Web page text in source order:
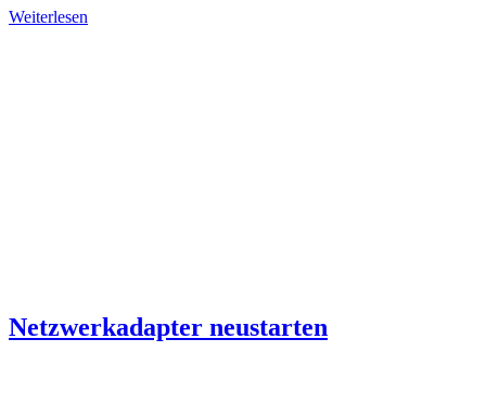
Weiterlesen
Netzwerkadapter neustarten